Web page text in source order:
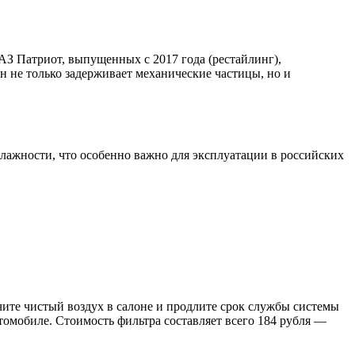
Патриот, выпущенных с 2017 года (рестайлинг),
только задерживает механические частицы, но и
что особенно важно для эксплуатации в российских
чистый воздух в салоне и продлите срок службы системы
Стоимость фильтра составляет всего 184 рубля —